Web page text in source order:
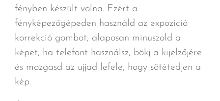
fényben készült volna. Ezért a
fényképezőgépeden használd az expozíció
korrekció gombot, alaposan minuszold a
képet, ha telefont használsz, bökj a kijelzőjére
és mozgasd az ujjad lefele, hogy sötétedjen a
kép.